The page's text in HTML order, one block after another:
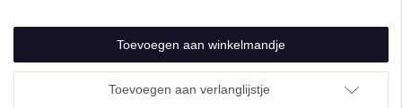
Toevoegen aan verlanglijstje